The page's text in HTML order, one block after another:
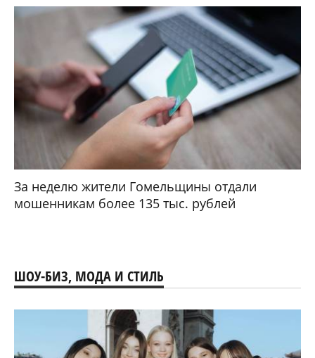
За неделю жители Гомельщины отдали
мошенникам более 135 тыс. рублей
ШОУ-БИЗ, МОДА И СТИЛЬ